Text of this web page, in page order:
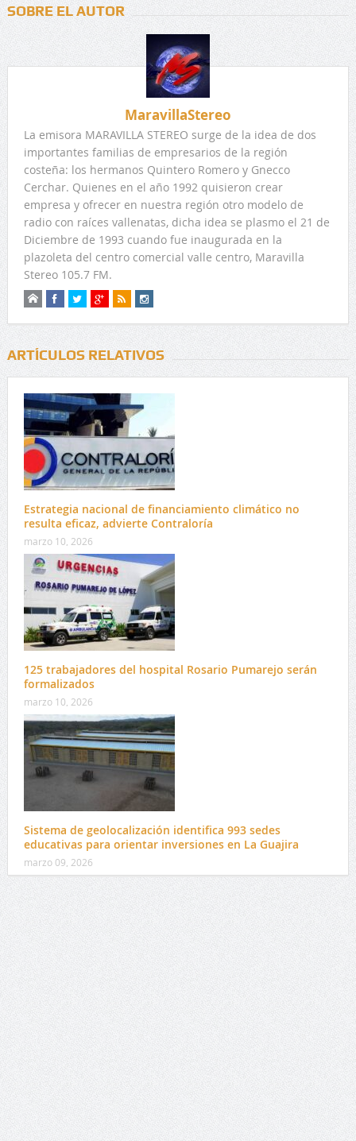
SOBRE EL AUTOR
MaravillaStereo
La emisora MARAVILLA STEREO surge de la idea de dos
importantes familias de empresarios de la región
costeña: los hermanos Quintero Romero y Gnecco
Cerchar. Quienes en el año 1992 quisieron crear
empresa y ofrecer en nuestra región otro modelo de
radio con raíces vallenatas, dicha idea se plasmo el 21 de
Diciembre de 1993 cuando fue inaugurada en la
plazoleta del centro comercial valle centro, Maravilla
Stereo 105.7 FM.
ARTÍCULOS RELATIVOS
Estrategia nacional de financiamiento climático no
resulta eficaz, advierte Contraloría
marzo 10, 2026
125 trabajadores del hospital Rosario Pumarejo serán
formalizados
marzo 10, 2026
Sistema de geolocalización identifica 993 sedes
educativas para orientar inversiones en La Guajira
marzo 09, 2026